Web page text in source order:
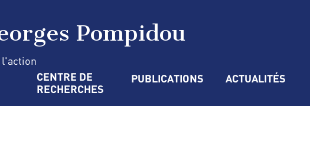
Pompidou
CENTRE DE
RECHERCHES
PUBLICATIONS ACTUALITÉS